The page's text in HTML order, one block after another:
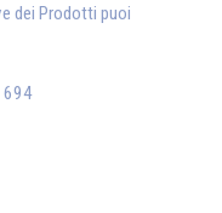
dei Prodotti puoi
694